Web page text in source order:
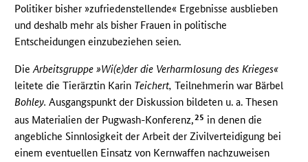
Politiker bisher »zufriedenstellende« Ergebnisse ausblieben
und deshalb mehr als bisher Frauen in politische
Entscheidungen einzubeziehen seien.
DieArbeitsgruppe »Wi(e)der die Verharmlosung des Krieges«
leitete die Tierärztin Karin Teichert, Teilnehmerin war Bärbel
Bohley. Ausgangspunkt der Diskussion bildeten u. a. Thesen
aus Materialien der Pugwash-Konferenz,25 in denen die
angebliche Sinnlosigkeit der Arbeit der Zivilverteidigung bei
einem eventuellen Einsatz von Kernwaffen nachzuweisen